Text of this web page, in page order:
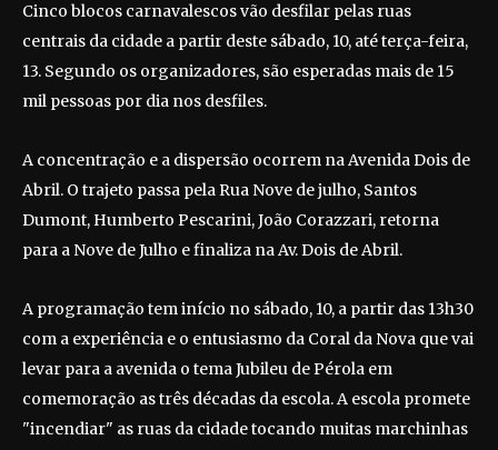
Cinco blocos carnavalescos vão desfilar pelas ruas
centrais da cidade a partir deste sábado, 10, até terça-feira,
13. Segundo os organizadores, são esperadas mais de 15
mil pessoas por dia nos desfiles.
A concentração e a dispersão ocorrem na Avenida Dois de
Abril. O trajeto passa pela Rua Nove de julho, Santos
Dumont, Humberto Pescarini, João Corazzari, retorna
para a Nove de Julho e finaliza na Av. Dois de Abril.
A programação tem início no sábado, 10, a partir das 13h30
com a experiência e o entusiasmo da Coral da Nova que vai
levar para a avenida o tema Jubileu de Pérola em
comemoração as três décadas da escola. A escola promete
"incendiar" as ruas da cidade tocando muitas marchinhas